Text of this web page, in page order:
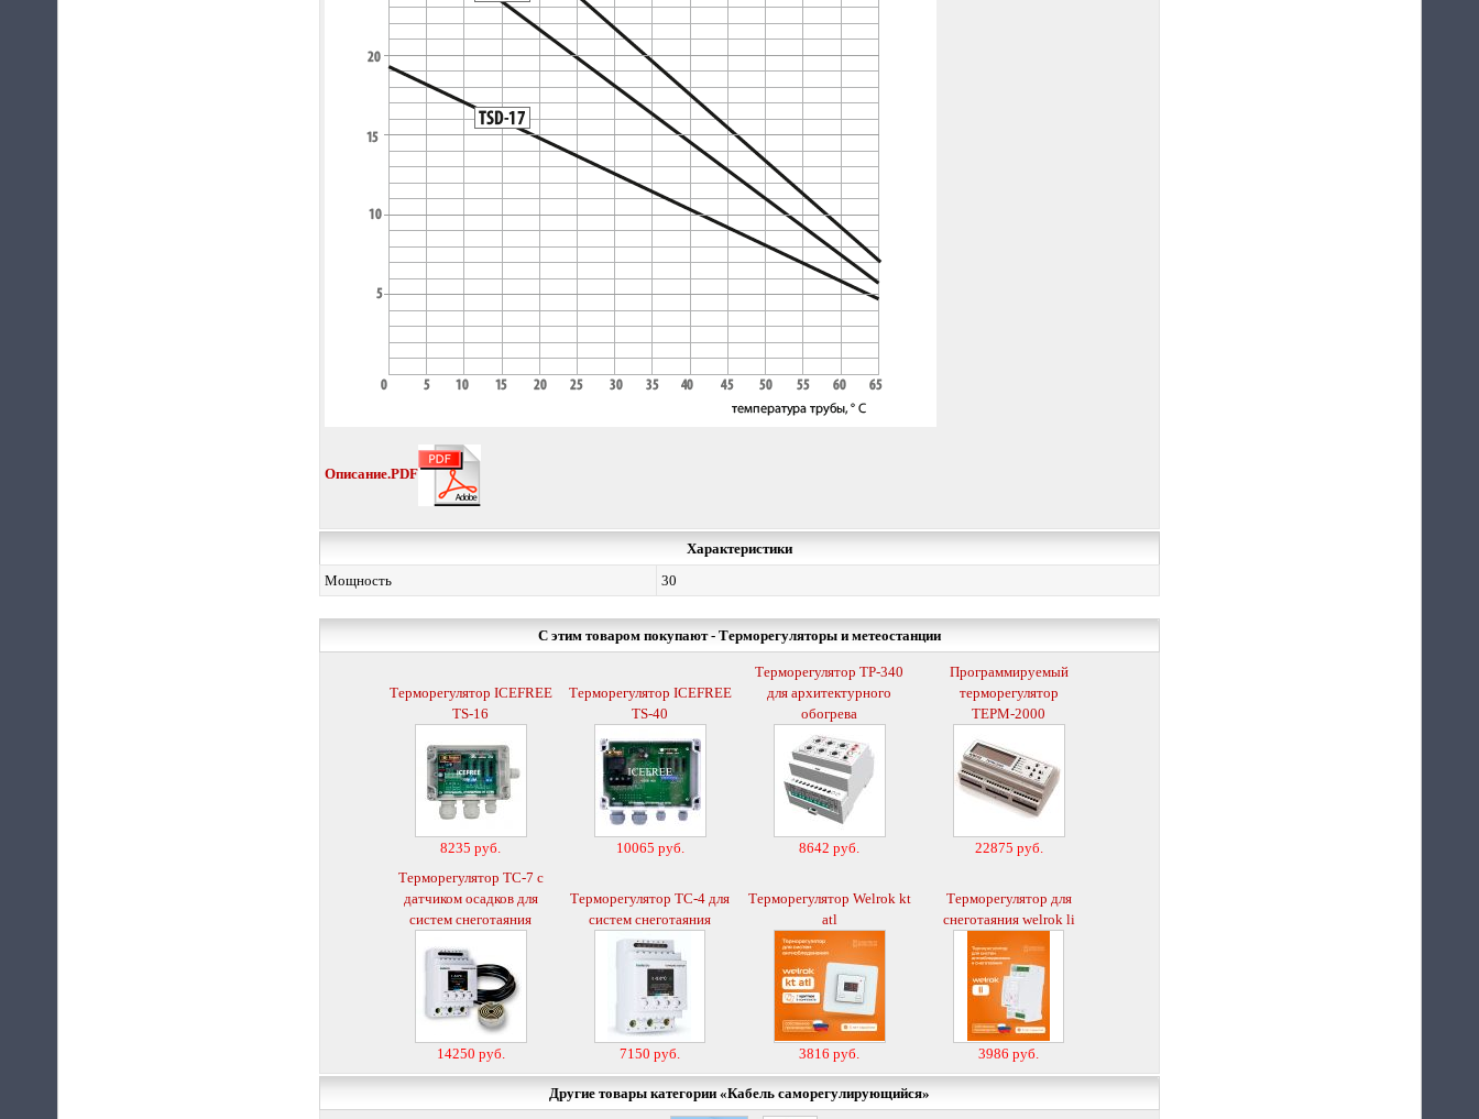
Описание.PDF
Характеристики
Мощность
30
С этим товаром покупают - Терморегуляторы и метеостанции
Терморегулятор ICEFREE
TS-16
8235 руб.
Терморегулятор ICEFREE
TS-40
10065 руб.
Терморегулятор ТР-340
для архитектурного
обогрева
8642 руб.
Программируемый
терморегулятор
ТЕРМ-2000
22875 руб.
Терморегулятор ТС-7 с
датчиком осадков для
систем снеготаяния
14250 руб.
Терморегулятор ТС-4 для
систем снеготаяния
7150 руб.
Терморегулятор Welrok kt
atl
3816 руб.
Терморегулятор для
снеготаяния welrok li
3986 руб.
Другие товары категории «Кабель саморегулирующийся»